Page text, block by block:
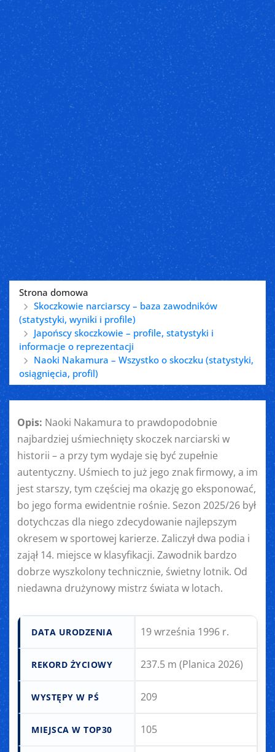
Strona domowa
Skoczkowie narciarscy – baza zawodników
(statystyki, wyniki i profile)
Japońscy skoczkowie – profile, statystyki i
informacje o reprezentacji
Naoki Nakamura – Wszystko o skoczku (statystyki,
osiągnięcia, profil)
Opis: Naoki Nakamura to prawdopodobnie
najbardziej uśmiechnięty skoczek narciarski w
historii – a przy tym wydaje się być zupełnie
autentyczny. Uśmiech to już jego znak firmowy, a im
jest starszy, tym częściej ma okazję go eksponować,
bo jego forma ewidentnie rośnie. Sezon 2025/26 był
dotychczas dla niego zdecydowanie najlepszym
okresem w sportowej karierze. Zaliczył dwa podia i
zajął 14. miejsce w klasyfikacji. Zawodnik bardzo
dobrze wyszkolony technicznie, świetny lotnik. Od
niedawna drużynowy mistrz świata w lotach.
DATA URODZENIA 19 września 1996 r.
REKORD ŻYCIOWY 237.5 m (Planica 2026)
WYSTĘPY W PŚ 209
MIEJSCA W TOP30 105